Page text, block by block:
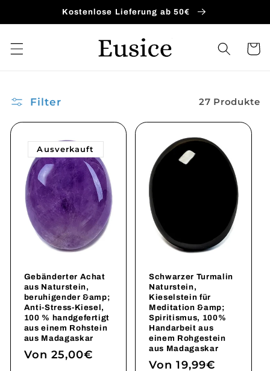
Inhalt
Kostenlose Lieferung ab 50€
Filter 27 Produkte
Ausverkauft
Gebänderter Achat
aus Naturstein,
beruhigender &amp;
Anti-Stress-Kiesel,
100 % handgefertigt
aus einem Rohstein
aus Madagaskar
Normaler
Von 25,00€
Schwarzer Turmalin
Naturstein,
Kieselstein für
Meditation &amp;
Spiritismus, 100%
Handarbeit aus
einem Rohgestein
aus Madagaskar
Normaler
Von 19,99€